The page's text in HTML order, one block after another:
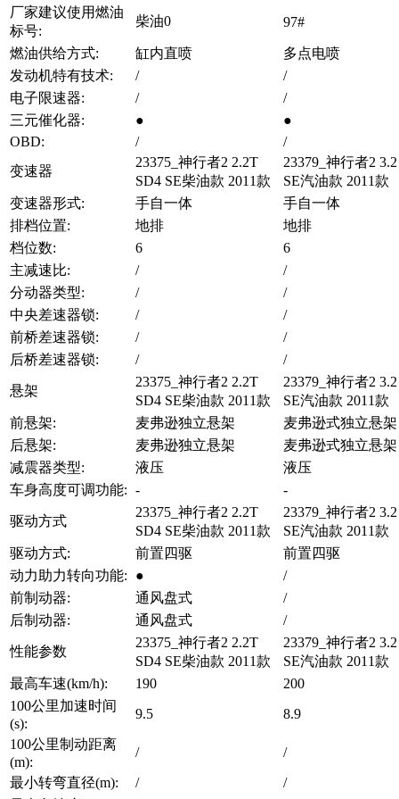
厂家建议使用燃油
标号:
柴油0 97#
燃油供给方式: 缸内直喷
多点电喷
发动机特有技术:
/
/
电子限速器:
/
/
三元催化器:
●
●
OBD:
/
/
变速器
23375_神行者2 2.2T
SD4 SE柴油款 2011款
23379_神行者2
SE汽油款 2011款
变速器形式:
手自一体
手自一体
排档位置:
地排
地排
档位数:
6
6
主减速比:
/
/
分动器类型:
/
/
中央差速器锁:
/
/
前桥差速器锁:
/
/
后桥差速器锁:
/ /
悬架
23375_神行者2 2.2T
SD4 SE柴油款 2011款
23379_神行者2
SE汽油款 2011款
前悬架:
麦弗逊独立悬架
麦弗逊式独立悬架
后悬架:
麦弗逊独立悬架
麦弗逊式独立悬架
减震器类型:
液压
液压
车身高度可调功能: - -
驱动方式
23375_神行者2 2.2T
SD4 SE柴油款 2011款
23379_神行者2
SE汽油款 2011款
驱动方式:
前置四驱
前置四驱
动力助力转向功能:
●
/
前制动器:
通风盘式
/
后制动器:
通风盘式 /
性能参数
23375_神行者2 2.2T
SD4 SE柴油款 2011款
23379_神行者2
SE汽油款 2011款
最高车速(km/h):
190
200
100公里加速时间
(s):
9.5
8.9
100公里制动距离
(m):
/
/
最小转弯直径(m):
/
/